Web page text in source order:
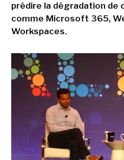
prédire la dégradation de
comme Microsoft 365,
Workspaces.